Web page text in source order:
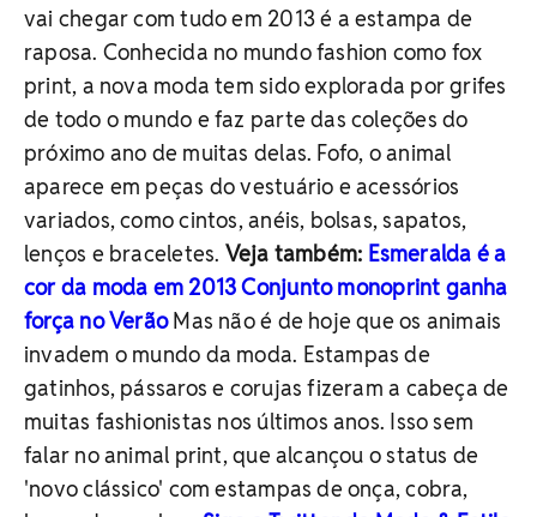
vai chegar com tudo em 2013 é a estampa de
raposa. Conhecida no mundo fashion como fox
print, a nova moda tem sido explorada por grifes
de todo o mundo e faz parte das coleções do
próximo ano de muitas delas. Fofo, o animal
aparece em peças do vestuário e acessórios
variados, como cintos, anéis, bolsas, sapatos,
lenços e braceletes. Veja também: Esmeralda é a
cor da moda em 2013Conjunto monoprint ganha
força no VerãoMas não é de hoje que os animais
invadem o mundo da moda. Estampas de
gatinhos, pássaros e corujas fizeram a cabeça de
muitas fashionistas nos últimos anos. Isso sem
falar no animal print, que alcançou o status de
'novo clássico' com estampas de onça, cobra,